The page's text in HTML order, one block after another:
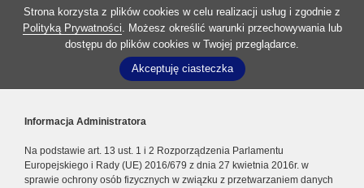
Strona korzysta z plików cookies w celu realizacji usług i zgodnie z
Polityką Prywatności. Możesz określić warunki przechowywania lub
dostępu do plików cookies w Twojej przeglądarce.
Akceptuję ciasteczka
Informacja Administratora
Na podstawie art. 13 ust. 1 i 2 Rozporządzenia Parlamentu
Europejskiego i Rady (UE) 2016/679 z dnia 27 kwietnia 2016r. w
sprawie ochrony osób fizycznych w związku z przetwarzaniem danych